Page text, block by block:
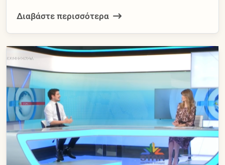
Διαβάστε περισσότερα